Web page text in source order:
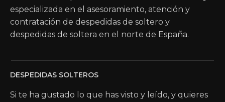
especializada en el asesoramiento, atención y
contratación de despedidas de soltero y
despedidas de soltera en el norte de España.
DESPEDIDAS SOLTEROS
Si te ha gustado lo que has visto y leído, y quieres